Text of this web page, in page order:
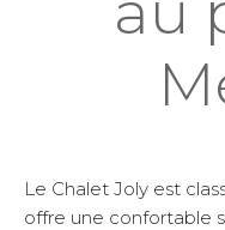
Le Chalet Joly est
offre une confortable